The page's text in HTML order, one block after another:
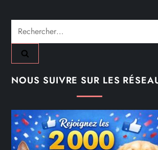
Rechercher :
NOUS SUIVRE SUR LES